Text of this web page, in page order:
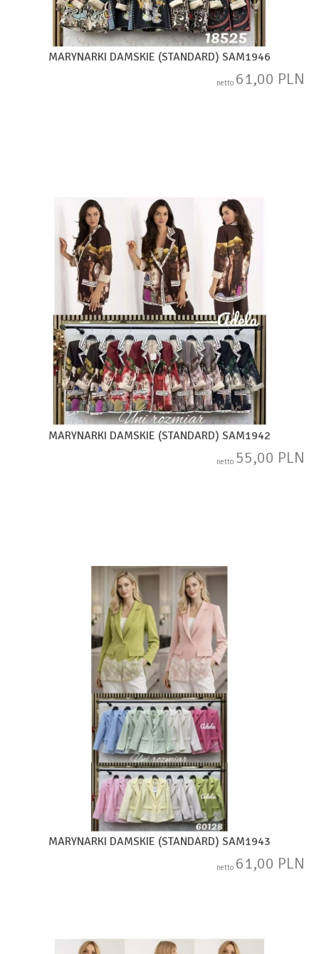
MARYNARKI DAMSKIE (STANDARD) SAM1946
netto 61,00 PLN
MARYNARKI DAMSKIE (STANDARD) SAM1942
netto 55,00 PLN
MARYNARKI DAMSKIE (STANDARD) SAM1943
netto 61,00 PLN